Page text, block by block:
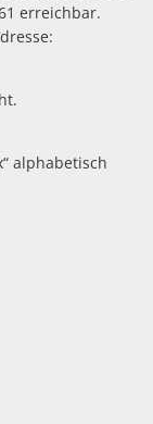
erreichbar.
alphabetisch